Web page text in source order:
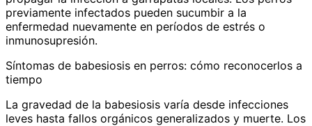
previamente infectados pueden sucumbir a la
enfermedad nuevamente en períodos de estrés o
inmunosupresión.
Síntomas de babesiosis en perros: cómo reconocerlos a
tiempo
La gravedad de la babesiosis varía desde infecciones
leves hasta fallos orgánicos generalizados y muerte. Los